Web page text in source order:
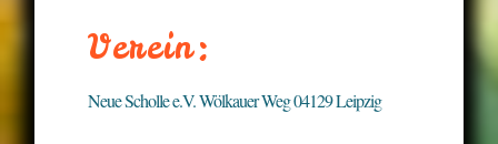
Verein:
Neue Scholle e.V. Wölkauer Weg 04129 Leipzig